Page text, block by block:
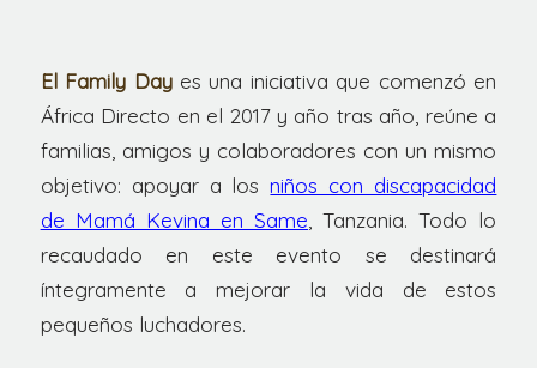
El Family Dayes una iniciativa que comenzó en
África Directo en el 2017 y año tras año, reúne a
familias, amigos y colaboradores con un mismo
objetivo: apoyar a losniños con discapacidad
de Mamá Kevina en Same , Tanzania. Todo lo
recaudado en este evento se destinará
íntegramente a mejorar la vida de estos
pequeños luchadores.